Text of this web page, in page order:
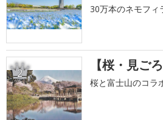
30万本のネモフィ
2 【桜・見ご
桜と富士山のコラ